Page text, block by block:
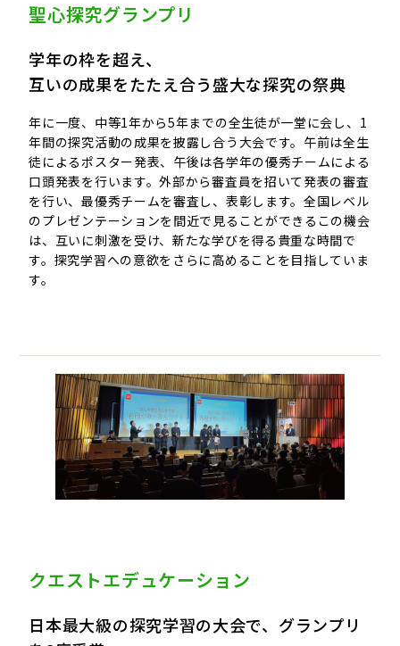
聖心探究グランプリ
学年の枠を超え、
互いの成果をたたえ合う盛大な探究の祭典
年に一度、中等1年から5年までの全生徒が一堂に会し、1
年間の探究活動の成果を披露し合う大会です。午前は全生
徒によるポスター発表、午後は各学年の優秀チームによる
口頭発表を行います。外部から審査員を招いて発表の審査
を行い、最優秀チームを審査し、表彰します。全国レベル
のプレゼンテーションを間近で見ることができるこの機会
は、互いに刺激を受け、新たな学びを得る貴重な時間で
す。探究学習への意欲をさらに高めることを目指していま
す。
クエストエデュケーション
日本最大級の探究学習の大会で、グランプリ